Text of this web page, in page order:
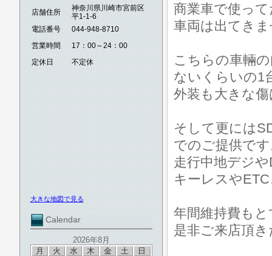
店舗住所
神奈川県川崎市宮前区
平1-1-6
電話番号
044-948-8710
営業時間
17：00～24：00
定休日
不定休
大きな地図で見る
Calendar
2026年8月
月
火 水 木 金 土 日
商業車で使っ
車両は出てき
こちらの車輛
ないくらいの1
外装も大きな
そして更には
でのご提供で
走行中地デジ
キーレスや
年間維持費も
是非ご来店頂